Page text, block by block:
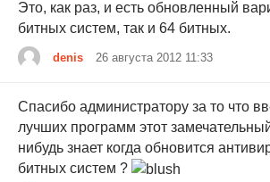
Это, как раз, и есть обновленный
битных систем, так и 64 битных.
denis 26 августа 2012 11:33
Спасибо администратору за то что
лучших программ этот
нибудь знает когда обновится
битных систем ?